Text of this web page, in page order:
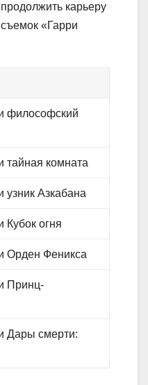
карьеру
«Гарри
философский
тайная комната
узник Азкабана
Кубок огня
Орден Феникса
Принц-
Дары смерти: